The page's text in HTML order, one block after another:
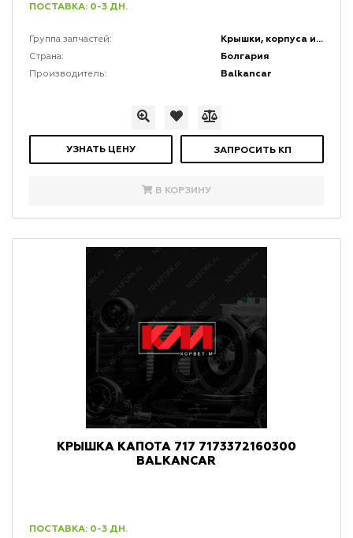
ПОСТАВКА: 0-3 ДН.
Группа запчастей: Крышки, корпуса и кожухи
Страна: Болгария
Производитель: Balkancar
УЗНАТЬ ЦЕНУ ЗАПРОСИТЬ КП
В КОРЗИНУ
КРЫШКА КАПОТА 717 7173372160300
BALKANCAR
ПОСТАВКА: 0-3 ДН.